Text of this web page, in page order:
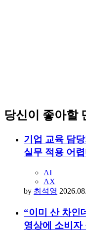
당신이 좋아할
기업 교육 담
실무 적용 어
AI
AX
by 최석영
“이미 산 차인
영상에 소비자